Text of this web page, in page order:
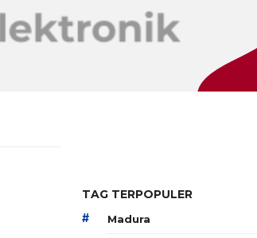
TAG TERPOPULER
# Madura